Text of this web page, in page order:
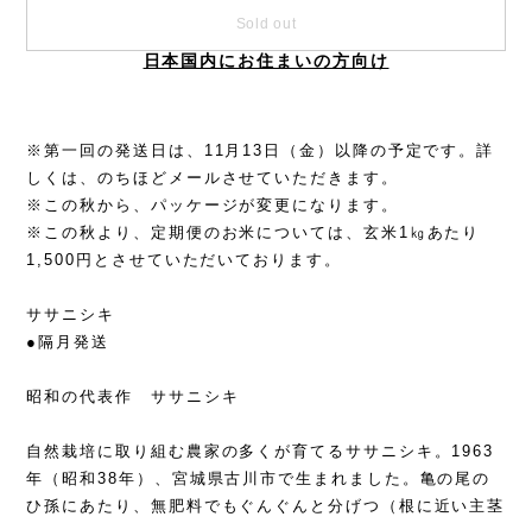
Sold out
日本国内にお住まいの方向け
※第一回の発送日は、11月13日（金）以降の予定です。詳
しくは、のちほどメールさせていただきます。
※この秋から、パッケージが変更になります。
※この秋より、定期便のお米については、玄米1㎏あたり
1,500円とさせていただいております。
ササニシキ
●隔月発送
昭和の代表作 ササニシキ
自然栽培に取り組む農家の多くが育てるササニシキ。1963
年（昭和38年）、宮城県古川市で生まれました。亀の尾の
ひ孫にあたり、無肥料でもぐんぐんと分げつ（根に近い主茎